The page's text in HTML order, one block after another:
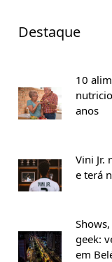
Destaque
10
anos
Vini Jr.
e terá
geek:
em